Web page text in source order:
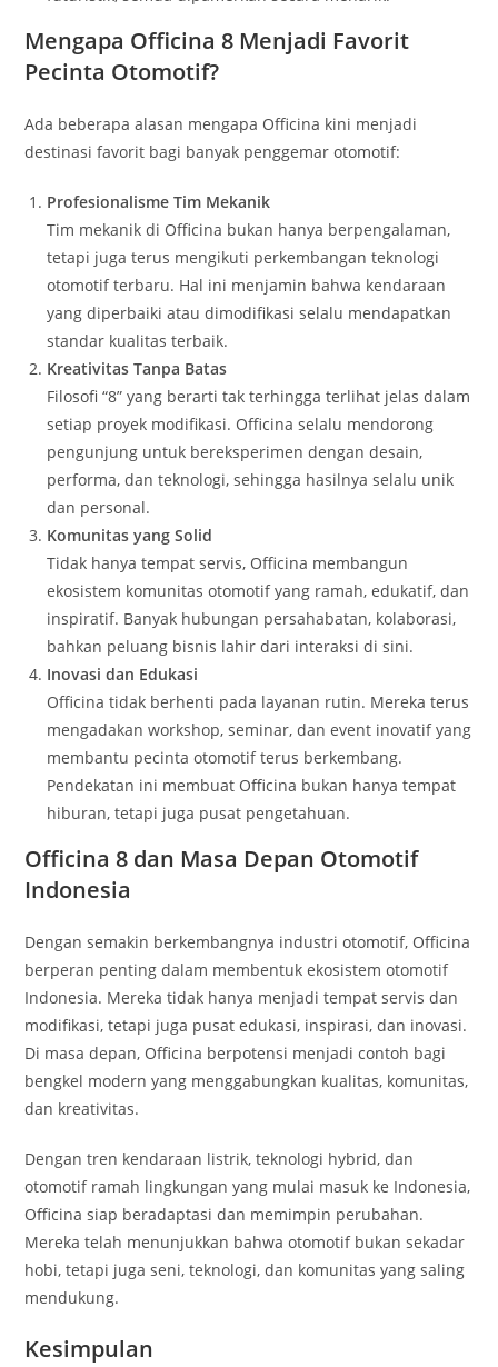
Mengapa Officina 8 Menjadi Favorit
Pecinta Otomotif?
Ada beberapa alasan mengapa Officina kini menjadi
destinasi favorit bagi banyak penggemar otomotif:
Profesionalisme Tim Mekanik
Tim mekanik di Officina bukan hanya berpengalaman,
tetapi juga terus mengikuti perkembangan teknologi
otomotif terbaru. Hal ini menjamin bahwa kendaraan
yang diperbaiki atau dimodifikasi selalu mendapatkan
standar kualitas terbaik.
Kreativitas Tanpa Batas
Filosofi “8” yang berarti tak terhingga terlihat jelas dalam
setiap proyek modifikasi. Officina selalu mendorong
pengunjung untuk bereksperimen dengan desain,
performa, dan teknologi, sehingga hasilnya selalu unik
dan personal.
Komunitas yang Solid
Tidak hanya tempat servis, Officina membangun
ekosistem komunitas otomotif yang ramah, edukatif, dan
inspiratif. Banyak hubungan persahabatan, kolaborasi,
bahkan peluang bisnis lahir dari interaksi di sini.
Inovasi dan Edukasi
Officina tidak berhenti pada layanan rutin. Mereka terus
mengadakan workshop, seminar, dan event inovatif yang
membantu pecinta otomotif terus berkembang.
Pendekatan ini membuat Officina bukan hanya tempat
hiburan, tetapi juga pusat pengetahuan.
Officina 8 dan Masa Depan Otomotif
Indonesia
Dengan semakin berkembangnya industri otomotif, Officina
berperan penting dalam membentuk ekosistem otomotif
Indonesia. Mereka tidak hanya menjadi tempat servis dan
modifikasi, tetapi juga pusat edukasi, inspirasi, dan inovasi.
Di masa depan, Officina berpotensi menjadi contoh bagi
bengkel modern yang menggabungkan kualitas, komunitas,
dan kreativitas.
Dengan tren kendaraan listrik, teknologi hybrid, dan
otomotif ramah lingkungan yang mulai masuk ke Indonesia,
Officina siap beradaptasi dan memimpin perubahan.
Mereka telah menunjukkan bahwa otomotif bukan sekadar
hobi, tetapi juga seni, teknologi, dan komunitas yang saling
mendukung.
Kesimpulan